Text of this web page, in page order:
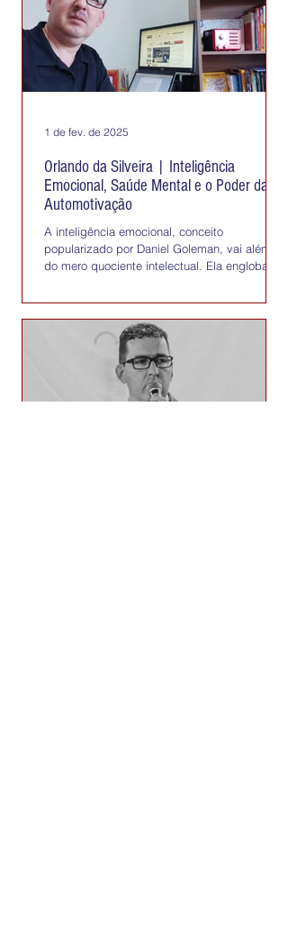
Orlando da Silveira | Inteligência
Emocional, Saúde Mental e o Poder da
Automotivação
A inteligência emocional, conceito
popularizado por Daniel Goleman, vai além
do mero quociente intelectual. Ela engloba a
1 de fev. de 2025